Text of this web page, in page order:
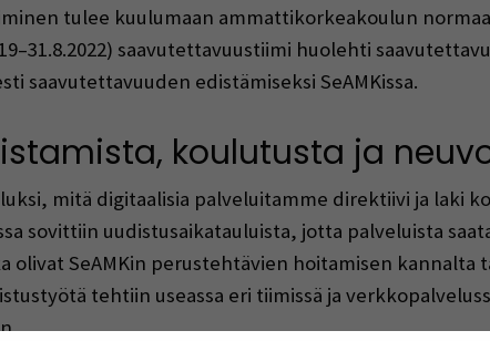
tulee kuulumaan ammattikorkeakoulun
saavutettavuustiimi huolehti
saavutettavuuden edistämiseksi SeAMKissa.
koulutusta ja
mitä digitaalisia palveluitamme direktiivi ja laki
sovittiin uudistusaikatauluista, jotta palveluista
olivat SeAMKin perustehtävien hoitamisen kannalta
tehtiin useassa eri tiimissä ja